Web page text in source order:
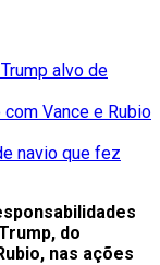
alvo de
com Vance e Rubio
navio que fez
do
nas ações